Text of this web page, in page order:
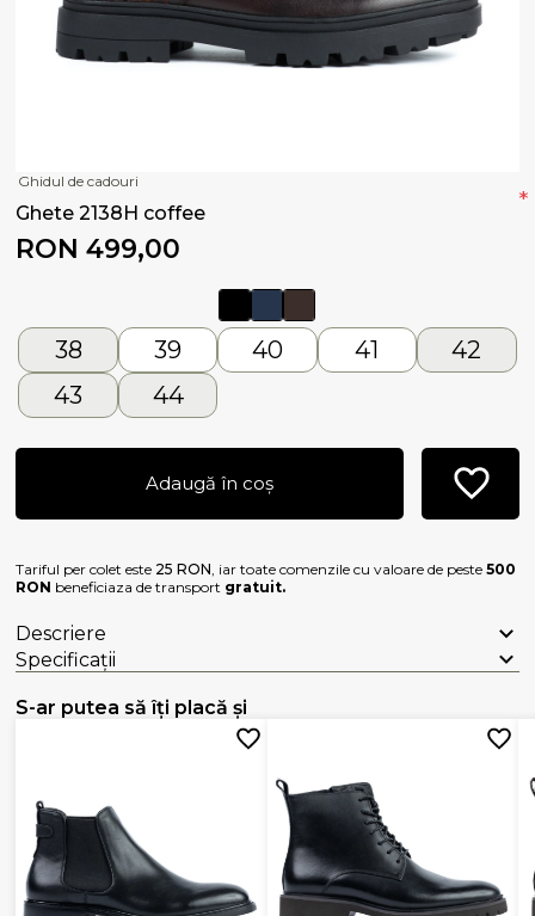
Ghidul de cadouri
Ghete 2138H coffee
RON 499,00
*
38 39 40 41
42
43
44
Adaugă în coș
Tariful per colet este 25 RON , iar toate comenzile cu valoare de peste500
RON beneficiaza de transport gratuit.
Descriere
Specificații
S-ar putea să îți placă și